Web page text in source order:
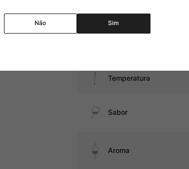
Temperatura
Sabor
Aroma
Não Sim